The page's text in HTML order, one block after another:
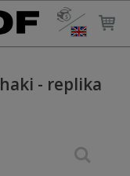
- replika